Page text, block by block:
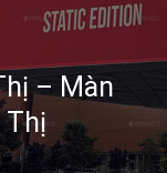
– Màn
Thị